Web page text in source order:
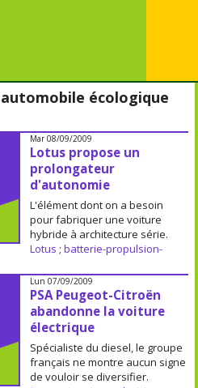
écologique
Mar 08/09/2009
Lotus propose un
prolongateur
d'autonomie
L'élément dont on a besoin
pour fabriquer une voiture
hybride à architecture série.
Lotus ; batterie-propulsion-
Lun 07/09/2009
PSA Peugeot-Citroën
abandonne la voiture
électrique
Spécialiste du diesel, le groupe
français ne montre aucun signe
de vouloir se diversifier.